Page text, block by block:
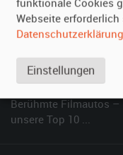
Fotos senden
Fragen für Vermieter
SPECIAL
Berühmte Filmautos –
unsere Top 10 ...
Webseite
Datenschutzerklärung
Einstellungen